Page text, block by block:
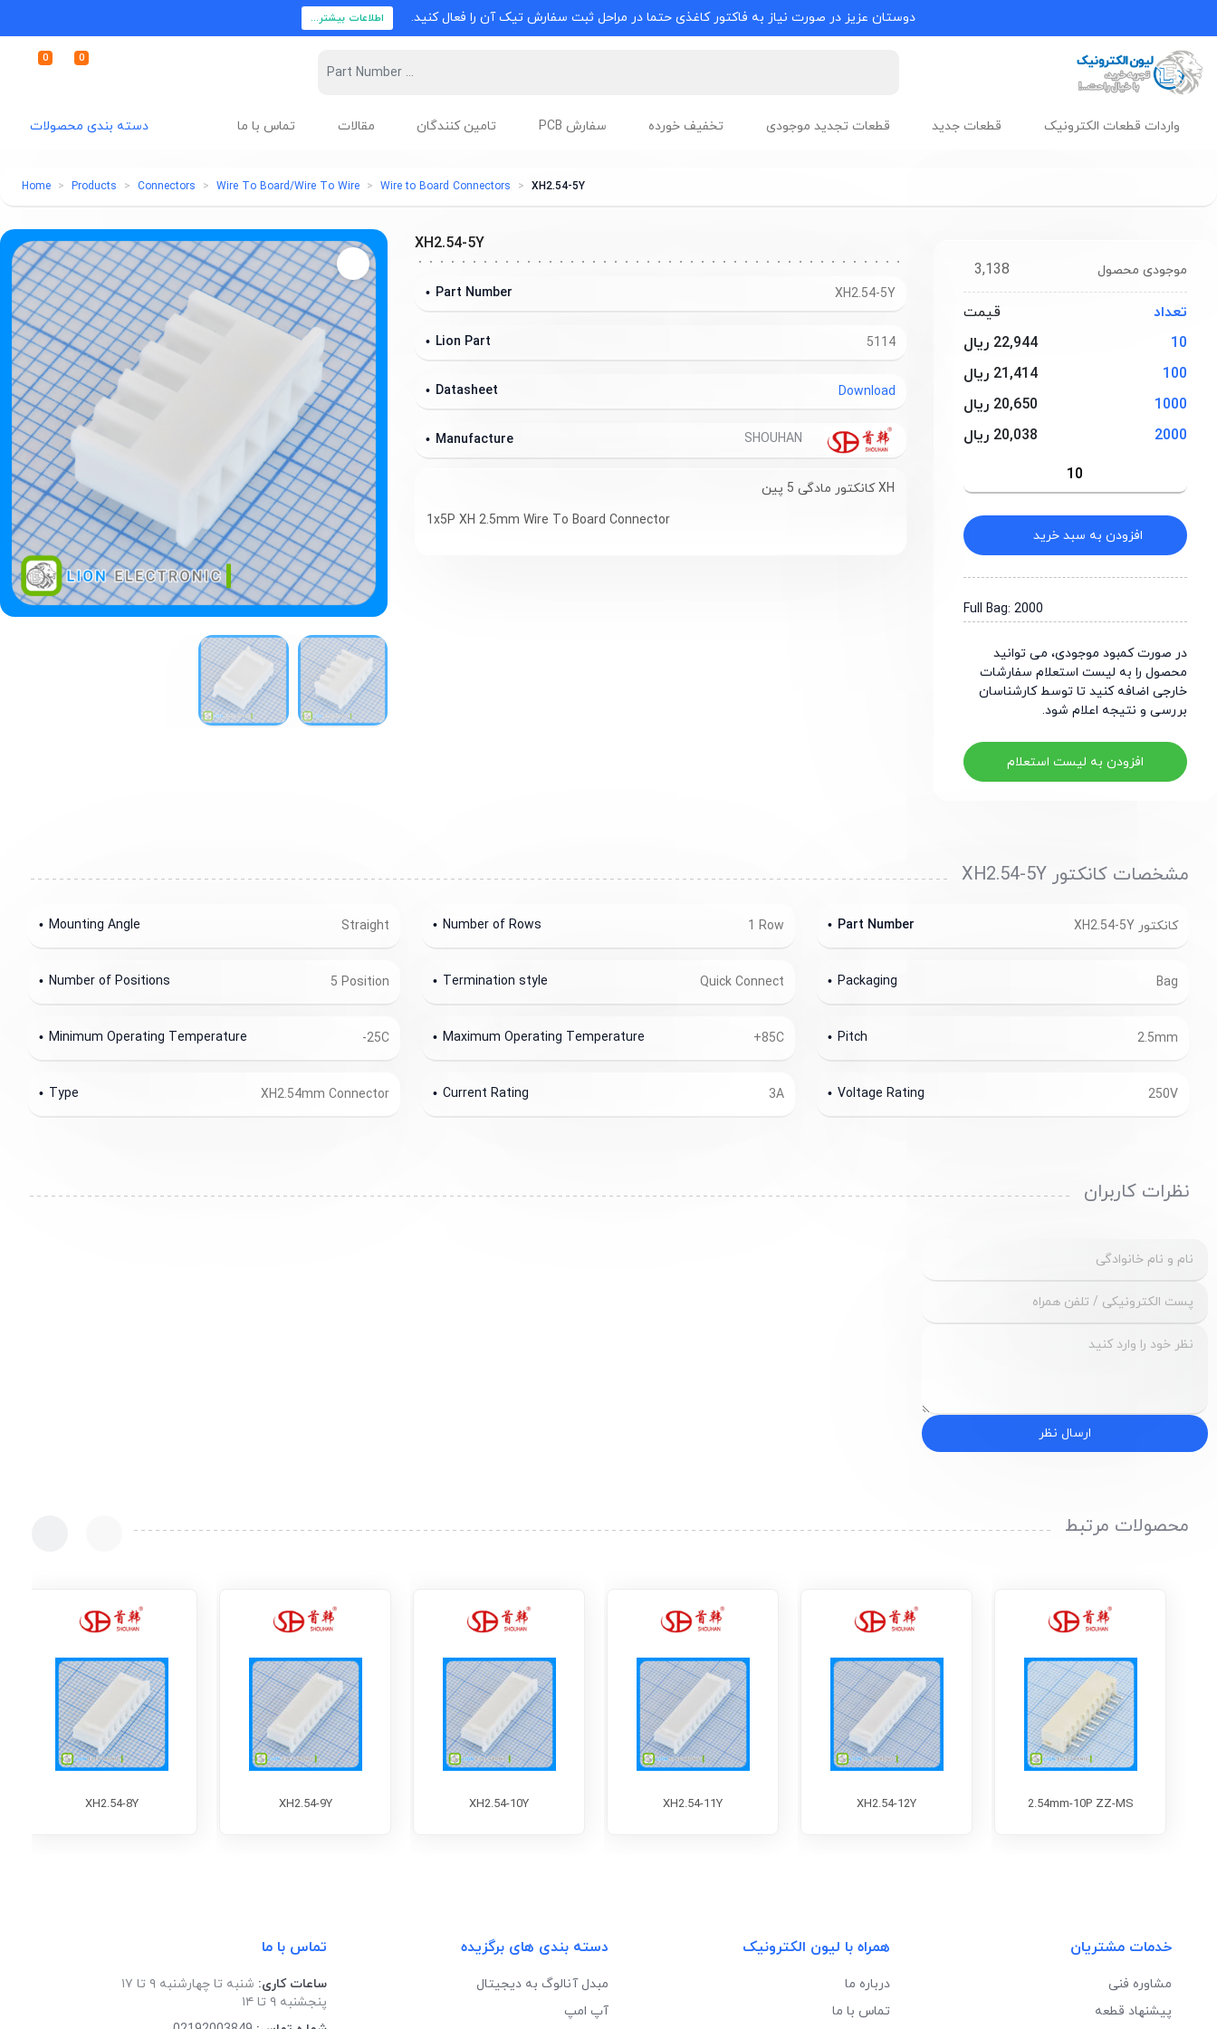
دوستان عزیز در صورت نیاز به فاکتور کاغذی حتما در مراحل ثبت سفارش تیک آن را فعال کنید. اطلاعات بیشتر...
0 0
دسته بندی محصولات واردات قطعات الکترونیک قطعات جدید قطعات تجدید موجودی تخفیف خورده سفارش PCB تامین کنندگان مقالات تماس با ما
Home Products Connectors Wire To Board/Wire To Wire Wire to Board Connectors XH2.54-5Y
3,138 موجودی محصول
تعداد
قیمت
10
22,944 ریال
100
21,414 ریال
1000
20,650 ریال
2000
20,038 ریال
افزودن به سبد خرید
Full Bag: 2000
در صورت کمبود موجودی، می توانید
محصول را به لیست استعلام سفارشات
خارجی اضافه کنید تا توسط کارشناسان
بررسی و نتیجه اعلام شود.
افزودن به لیست استعلام
XH2.54-5Y
XH2.54-5Y
Part Number
5114
Lion Part
Download
Datasheet
Manufacture
XH کانکتور مادگی 5 پین
1x5P XH 2.5mm Wire To Board Connector
مشخصات کانکتور XH2.54-5Y
کانکتور XH2.54-5Y Part Number
1 Row
Number of Rows
Straight
Mounting Angle
Bag
Packaging
Quick Connect
Termination style
5 Position
Number of Positions
2.5mm
Pitch
+85C
Maximum Operating Temperature
-25C
Minimum Operating Temperature
250V
Voltage Rating
3A
Current Rating
XH2.54mm Connector
Type
نظرات کاربران
ارسال نظر
محصولات مرتبط
2.54mm-10P ZZ-MS
XH2.54-12Y
XH2.54-11Y
XH2.54-10Y
XH2.54-9Y
XH2.54-8Y
خدمات مشتریان
مشاوره فنی
پیشنهاد قطعه
همراه با لیون الکترونیک
درباره ما
تماس با ما
دسته بندی های برگزیده
مبدل آنالوگ به دیجیتال
آپ امپ
تماس با ما
ساعات کاری: شنبه تا چهارشنبه ۹ تا ۱۷
پنجشنبه ۹ تا ۱۴